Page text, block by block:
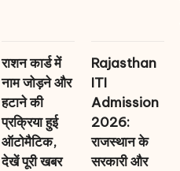
राशन कार्ड में
नाम जोड़ने और
हटाने की
प्रक्रिया हुई
ऑटोमैटिक,
देखें पूरी खबर
Rajasthan
ITI
Admission
2026:
राजस्थान के
सरकारी और